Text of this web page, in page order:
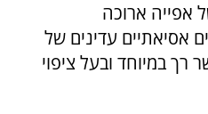
אפייה ארוכה
אסיאתיים עדינים של
רך במיוחד ובעל ציפוי